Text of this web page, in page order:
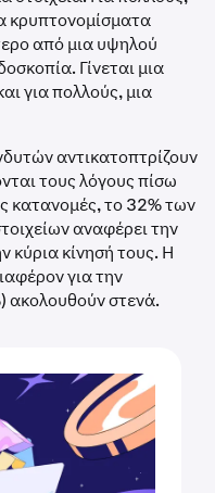
κρυπτονομίσματα
από μια υψηλού
Γίνεται μια
για πολλούς, μια
αντικατοπτρίζουν
τους λόγους πίσω
κατανομές, το 32% των
αναφέρει την
κύρια κίνησή τους. Η
για την
ακολουθούν στενά.